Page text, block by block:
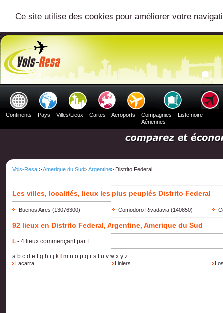
Ce site utilise des cookies pour améliorer votre
Continents Pays Villes/Lieux Cartes Aeroports
Compagnies
Aériennes
Liste noire
Vols-Resa >Amerique du Sud>Argentine> Distrito Federal
Les villes, localités, lieux les plus peuplés Distrito Federal
Buenos Aires (13076300) Comodoro Rivadavia (140850)
92 lieux en Distrito Federal, Argentine, Amerique du Sud
L - 4 lieux commençant par L
a b c d e fg h i j k m n o p q r s tu v w x y z
Lacarra Liniers